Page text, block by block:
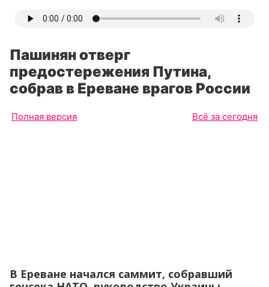
Пашинян отверг
предостережения Путина,
собрав в Ереване врагов России
Полная версия Всё за сегодня
В Ереване начался саммит, собравший